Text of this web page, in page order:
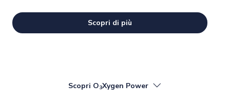
Scopri di più
Scopri O3Xygen Power